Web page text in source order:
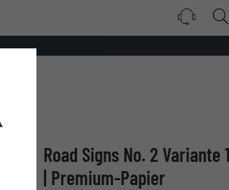
Road Signs No. 2 Variante
| Premium-Papier